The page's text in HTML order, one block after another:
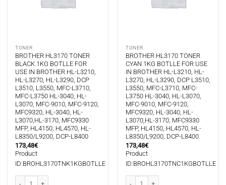
TONER
BROTHER HL3170 TONER
BLACK 1KG BOTLLE FOR
USE IN BROTHER HL-L3210,
HL-L3270, HL-L3290, DCP
L3510, L3550, MFC-L3710,
MFC-L3750 HL-3040, HL-
L3070, MFC-9010, MFC-9120,
MFC9320, HL-3040, HL-
L3070,HL-3170, MFC9330
MFP, HL4150, HL4570, HL-
L8350/L9200, DCP-L8400
173,48€
Product
ID:BROHL3170TNK1KGBOTLLE
TONER
BROTHER HL3170 TONER
CYAN 1KG BOTLLE FOR USE
IN BROTHER HL-L3210, HL-
L3270, HL-L3290, DCP L3510,
L3550, MFC-L3710, MFC-
L3750 HL-3040, HL-L3070,
MFC-9010, MFC-9120,
MFC9320, HL-3040, HL-
L3070,HL-3170, MFC9330
MFP, HL4150, HL4570, HL-
L8350/L9200, DCP-L8400
173,48€
Product
ID:BROHL3170TNC1KGBOTLLE